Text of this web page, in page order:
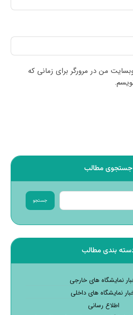
من در مرورگر برای زمانی که
جستجوی مطالب
جستجو
بندی مطالب
نمایشگاه های خارجی
نمایشگاه های داخلی
اطلاع رسانی